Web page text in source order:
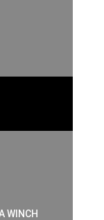
WINCH